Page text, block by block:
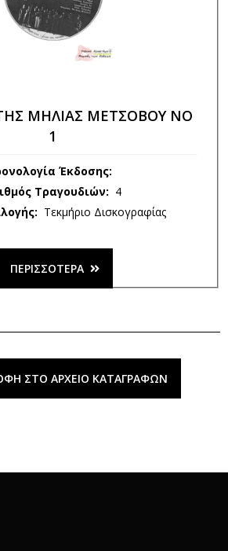
ΜΗΛΙΑΣ ΜΕΤΣΟΒΟΥ ΝΟ
1
Έκδοσης:
Τραγουδιών: 4
Τεκμήριο Δισκογραφίας
ΠΕΡΙΣΣΌΤΕΡΑ
ΣΤΟ ΑΡΧΕΊΟ ΚΑΤΑΓΡΑΦΏΝ